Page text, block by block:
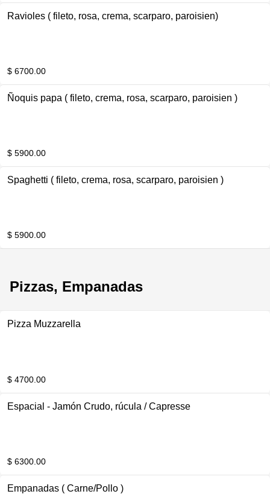
Ravioles ( fileto, rosa, crema, scarparo, paroisien)
$ 6700.00
Ñoquis papa ( fileto, crema, rosa, scarparo, paroisien )
$ 5900.00
Spaghetti ( fileto, crema, rosa, scarparo, paroisien )
$ 5900.00
Pizzas, Empanadas
Pizza Muzzarella
$ 4700.00
Espacial - Jamón Crudo, rúcula / Capresse
$ 6300.00
Empanadas ( Carne/Pollo )